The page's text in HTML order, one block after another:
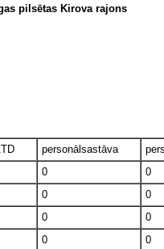
pilsētas Kirova rajons
personālsastāva
0
0
0
0
0
0
0
0